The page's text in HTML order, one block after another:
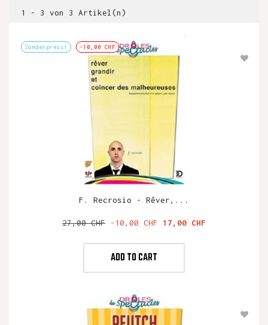
1 - 3 von 3 Artikel(n)
Sonderpreis! -10,00 CHF
F. Recrosio - Rêver,...
Verkaufspreis
27,00 CHF -10,00 CHF Preis
17,00 CHF
ADD TO CART